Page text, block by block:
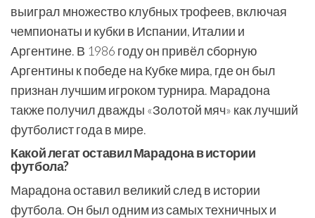
выиграл множество клубных трофеев, включая
чемпионаты и кубки в Испании, Италии и
Аргентине. В 1986 году он привёл сборную
Аргентины к победе на Кубке мира, где он был
признан лучшим игроком турнира. Марадона
также получил дважды «Золотой мяч» как лучший
футболист года в мире.
Какой легат оставил Марадона в истории
футбола?
Марадона оставил великий след в истории
футбола. Он был одним из самых техничных и